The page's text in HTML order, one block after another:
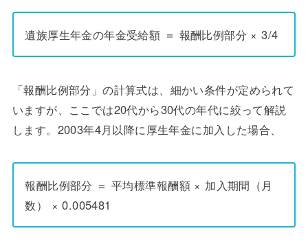
遺族厚生年金の年金受給額 ＝ 報酬比例部分 × 3/4
「報酬比例部分」の計算式は、細かい条件が定められて
いますが、ここでは20代から30代の年代に絞って解説
します。2003年4月以降に厚生年金に加入した場合、
報酬比例部分 ＝ 平均標準報酬額 × 加入期間（月
数） × 0.005481